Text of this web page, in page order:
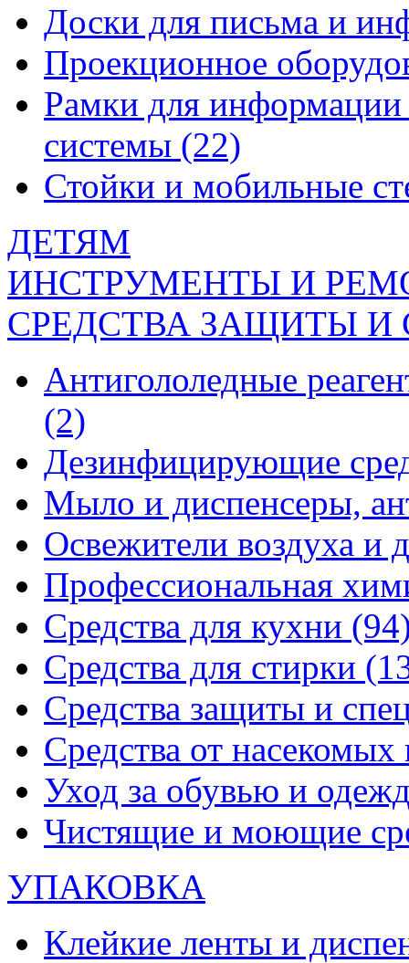
Доски для письма и
Проекционное
Рамки для
системы (22)
Стойки и мобильные
ДЕТЯМ
ИНСТРУМЕНТЫ И
СРЕДСТВА ЗАЩИТЫ
Антигололедные
(2)
Дезинфицирующие
Мыло и диспенсеры,
Освежители воздуха и
Профессиональная
Средства для кухни
Средства для стирки
Средства защиты и
Средства от
Уход за обувью и
Чистящие и моющие
УПАКОВКА
Клейкие ленты и